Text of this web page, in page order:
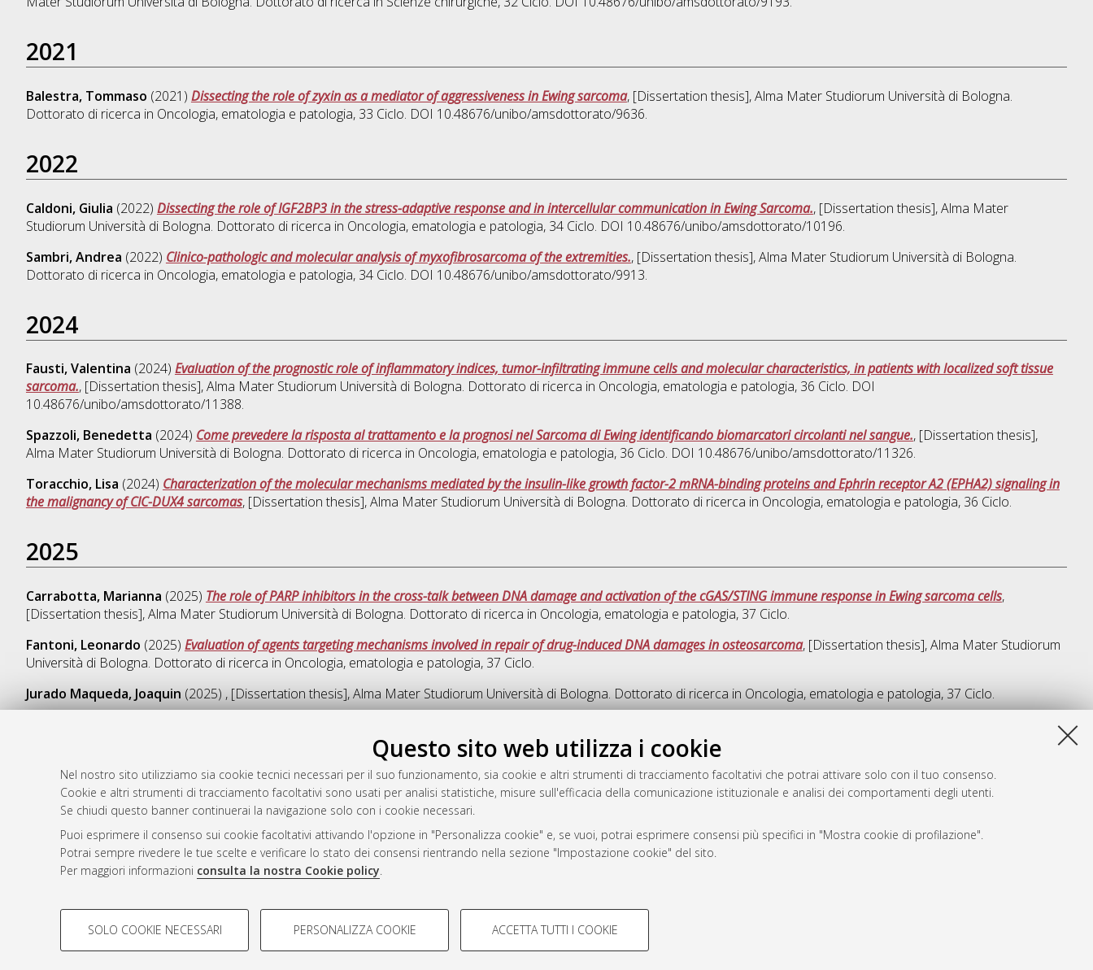
Questo sito web utilizza i cookie
Nel nostro sito utilizziamo sia cookie tecnici necessari per il suo funzionamento, sia cookie e altri strumenti di tracciamento facoltativi che potrai attivare solo con il tuo consenso.
Cookie e altri strumenti di tracciamento facoltativi sono usati per analisi statistiche, misure sull'efficacia della comunicazione istituzionale e analisi dei comportamenti degli utenti.
Se chiudi questo banner continuerai la navigazione solo con i cookie necessari.
Puoi esprimere il consenso sui cookie facoltativi attivando l'opzione in "Personalizza cookie" e, se vuoi, potrai esprimere consensi più specifici in "Mostra cookie di profilazione".
Potrai sempre rivedere le tue scelte e verificare lo stato dei consensi rientrando nella sezione "Impostazione cookie" del sito.
Per maggiori informazioni consulta la nostra Cookie policy.
COOKIE DI PROFILAZIONE - FACOLTATIVI COOKIE TECNICI - NECESSARI
SOLO COOKIE NECESSARI PERSONALIZZA COOKIE ACCETTA TUTTI I COOKIE
2021
Balestra, Tommaso (2021) Dissecting the role of zyxin as a mediator of aggressiveness in Ewing sarcoma, [Dissertation thesis], Alma Mater Studiorum Università di Bologna.
Dottorato di ricerca in Oncologia, ematologia e patologia, 33 Ciclo. DOI 10.48676/unibo/amsdottorato/9636.
2022
Caldoni, Giulia (2022) Dissecting the role of IGF2BP3 in the stress-adaptive response and in intercellular communication in Ewing Sarcoma., [Dissertation thesis], Alma Mater
Studiorum Università di Bologna. Dottorato di ricerca in Oncologia, ematologia e patologia, 34 Ciclo. DOI 10.48676/unibo/amsdottorato/10196.
Sambri, Andrea (2022) Clinico-pathologic and molecular analysis of myxofibrosarcoma of the extremities., [Dissertation thesis], Alma Mater Studiorum Università di Bologna.
Dottorato di ricerca in Oncologia, ematologia e patologia, 34 Ciclo. DOI 10.48676/unibo/amsdottorato/9913.
2024
Fausti, Valentina (2024) Evaluation of the prognostic role of inflammatory indices, tumor-infiltrating immune cells and molecular characteristics, in patients with localized soft tissue
sarcoma., [Dissertation thesis], Alma Mater Studiorum Università di Bologna. Dottorato di ricerca in Oncologia, ematologia e patologia, 36 Ciclo. DOI
10.48676/unibo/amsdottorato/11388.
Spazzoli, Benedetta (2024) Come prevedere la risposta al trattamento e la prognosi nel Sarcoma di Ewing identificando biomarcatori circolanti nel sangue., [Dissertation thesis],
Alma Mater Studiorum Università di Bologna. Dottorato di ricerca in Oncologia, ematologia e patologia, 36 Ciclo. DOI 10.48676/unibo/amsdottorato/11326.
Toracchio, Lisa (2024) Characterization of the molecular mechanisms mediated by the insulin-like growth factor-2 mRNA-binding proteins and Ephrin receptor A2 (EPHA2) signaling in
the malignancy of CIC-DUX4 sarcomas, [Dissertation thesis], Alma Mater Studiorum Università di Bologna. Dottorato di ricerca in Oncologia, ematologia e patologia, 36 Ciclo.
2025
Carrabotta, Marianna (2025) The role of PARP inhibitors in the cross-talk between DNA damage and activation of the cGAS/STING immune response in Ewing sarcoma cells,
[Dissertation thesis], Alma Mater Studiorum Università di Bologna. Dottorato di ricerca in Oncologia, ematologia e patologia, 37 Ciclo.
Fantoni, Leonardo (2025) Evaluation of agents targeting mechanisms involved in repair of drug-induced DNA damages in osteosarcoma, [Dissertation thesis], Alma Mater Studiorum
Università di Bologna. Dottorato di ricerca in Oncologia, ematologia e patologia, 37 Ciclo.
Jurado Maqueda, Joaquin (2025) , [Dissertation thesis], Alma Mater Studiorum Università di Bologna. Dottorato di ricerca in Oncologia, ematologia e patologia, 37 Ciclo.
Questa lista e' stata generata il Thu Aug 6 20:46:40 2026 CEST.
Atom
Rss 1.0
Rss 2.0
AMS Dottorato
ISSN: 2038-7946
Servizio implementato e gestito da
Impostazioni Cookie
Informativa sulla privacy
Condizioni d’uso del sito
© ALMA MATER STUDIORUM - Università di Bologna, 2007-2026.